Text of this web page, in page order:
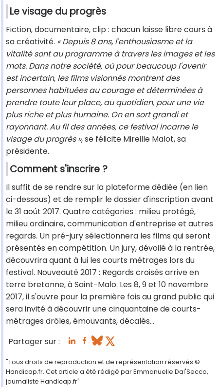
Le visage du progrès
Fiction, documentaire, clip : chacun laisse libre cours à
sa créativité. « Depuis 8 ans, l'enthousiasme et la
vitalité sont au programme à travers les images et les
mots. Dans notre société, où pour beaucoup l'avenir
est incertain, les films visionnés montrent des
personnes habituées au courage et déterminées à
prendre toute leur place, au quotidien, pour une vie
plus riche et plus humaine. On en sort grandi et
rayonnant. Au fil des années, ce festival incarne le
visage du progrès », se félicite Mireille Malot, sa
présidente.
Comment s'inscrire ?
Il suffit de se rendre sur la plateforme dédiée (en lien
ci-dessous) et de remplir le dossier d'inscription avant
le 31 août 2017. Quatre catégories : milieu protégé,
milieu ordinaire, communication d'entreprise et autres
regards. Un pré-jury sélectionnera les films qui seront
présentés en compétition. Un jury, dévoilé à la rentrée,
découvrira quant à lui les courts métrages lors du
festival. Nouveauté 2017 : Regards croisés arrive en
terre bretonne, à Saint-Malo. Les 8, 9 et 10 novembre
2017, il s'ouvre pour la première fois au grand public qui
sera invité à découvrir une cinquantaine de courts-
métrages drôles, émouvants, décalés...
Partager sur :
"Tous droits de reproduction et de représentation réservés.©
Handicap.fr. Cet article a été rédigé par Emmanuelle Dal'Secco,
journaliste Handicap.fr"